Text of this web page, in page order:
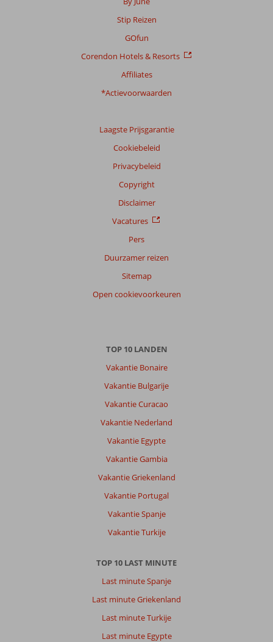
Stip Reizen
GOfun
Corendon Hotels & Resorts
Affiliates
*Actievoorwaarden
Laagste Prijsgarantie
Cookiebeleid
Privacybeleid
Copyright
Disclaimer
Vacatures
Pers
Duurzamer reizen
Sitemap
Open cookievoorkeuren
TOP 10 LANDEN
Vakantie Bonaire
Vakantie Bulgarije
Vakantie Curacao
Vakantie Nederland
Vakantie Egypte
Vakantie Gambia
Vakantie Griekenland
Vakantie Portugal
Vakantie Spanje
Vakantie Turkije
TOP 10 LAST MINUTE
Last minute Spanje
Last minute Griekenland
Last minute Turkije
Last minute Egypte